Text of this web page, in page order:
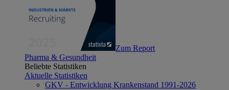
Zum Report
Pharma & Gesundheit
Beliebte Statistiken
Aktuelle Statistiken
GKV - Entwicklung Krankenstand 1991-2026